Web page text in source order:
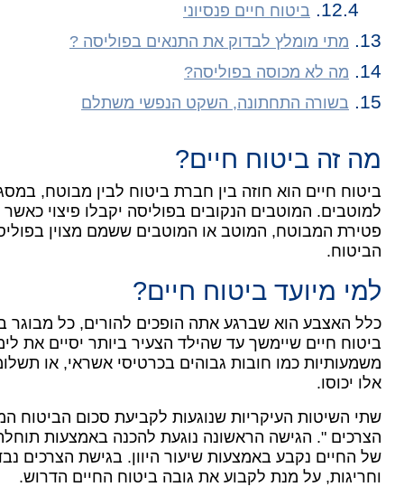
ביטוח חיים פנסיוני
מתי מומלץ לבדוק את התנאים בפוליסה ?
מה לא מכוסה בפוליסה?
בשורה התחתונה, השקט הנפשי משתלם
מה זה ביטוח חיים?
ביטוח חיים הוא חוזה בין חברת ביטוח לבין מבוטח,
למוטבים. המוטבים הנקובים בפוליסה יקבלו פיצוי
פטירת המבוטח, המוטב או המוטבים ששמם מצוין
הביטוח.
למי מיועד ביטוח חיים?
כלל האצבע הוא שברגע אתה הופכים להורים, כל מבוגר
ביטוח חיים שיימשך עד שהילד הצעיר ביותר יסיים את
משמעותיות כמו חובות גבוהים בכרטיסי אשראי, או
אלו יכוסו.
שתי השיטות העיקריות שנוגעות לקביעת סכום הביטוח
הצרכים ". הגישה הראשונה נוגעת להכנה באמצעות
של החיים נקבע באמצעות שיעור היוון. בגישת הצרכים
וחריגות, על מנת לקבוע את גובה ביטוח החיים הדרוש.